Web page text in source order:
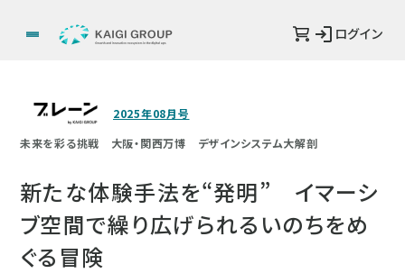
ログイン
2025年08月号
未来を彩る挑戦 大阪・関西万博 デザインシステム大解剖
新たな体験手法を“発明” イマーシ
ブ空間で繰り広げられるいのちをめ
ぐる冒険